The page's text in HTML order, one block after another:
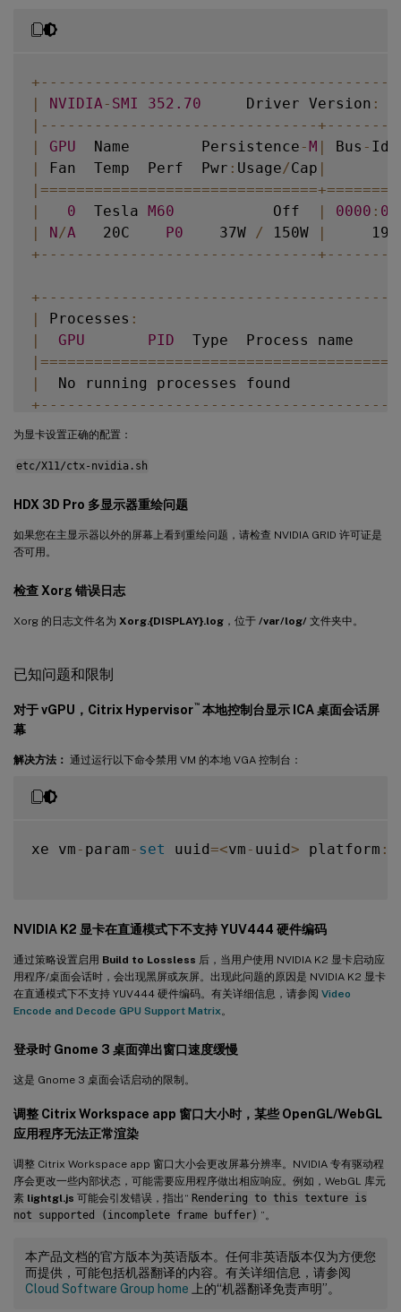
+ -- -- -- -- -- -- -- -- -- -- -- -- -- -- -- -- -- -- -- --
|
NVIDIA - SMI 352.70
     Driver Version
:
| -- -- -- -- -- -- -- -- -- -- -- -- -- -- -- -+ -- -- -- --
|
GPU
  Name        Persistence
-M | Bus - Id
|
Fan  Temp  Perf  Pwr : Usage/Cap |
|===============================+=======
|
0
  Tesla
M60
           Off
| 0000 : 00
|
N/A
   20C
P0
    37W
/ 150W |
+ -- -- -- -- -- -- -- -- -- -- -- -- -- -- -- -+ -- -- -- --
+ -- -- -- -- -- -- -- -- -- -- -- -- -- -- -- -- -- -- -- --
|
Processes :
|
GPU PID
Type  Process name
|========================================
|
No running
+ -- -- -- -- -- -- -- -- -- -- -- -- -- -- -- -- -- -- -- --
为显卡设置正确的配置：
etc/X11/ctx-nvidia.sh
HDX 3D Pro 多显示器重绘问题
如果您在主显示器以外的屏幕上看到重绘问题，请检查 NVIDIA GRID 许可证是
否可用。
检查 Xorg 错误日志
Xorg 的日志文件名为 Xorg.{DISPLAY}.log ，位于 /var/log/ 文件夹中。
已知问题和限制
对于 vGPU，Citrix Hypervisor™ 本地控制台显示 ICA 桌面会话屏
幕
解决方法： 通过运行以下命令禁用 VM 的本地 VGA 控制台：
xe vm - param - set uuid=<vm - uuid> platform :
NVIDIA K2 显卡在直通模式下不支持 YUV444 硬件编码
通过策略设置启用 Build to Lossless 后，当用户使用 NVIDIA K2 显卡启动应
用程序/桌面会话时，会出现黑屏或灰屏。出现此问题的原因是 NVIDIA K2 显卡
在直通模式下不支持 YUV444 硬件编码。有关详细信息，请参阅 Video
Encode and Decode GPU Support Matrix 。
登录时 Gnome 3 桌面弹出窗口速度缓慢
这是 Gnome 3 桌面会话启动的限制。
调整 Citrix Workspace app 窗口大小时，某些 OpenGL/WebGL
应用程序无法正常渲染
调整 Citrix Workspace app 窗口大小会更改屏幕分辨率。NVIDIA 专有驱动程
序会更改一些内部状态，可能需要应用程序做出相应响应。例如，WebGL 库元
素 lightgl.js 可能会引发错误，指出“ Rendering to this texture is
not supported (incomplete frame buffer) ”。
本产品文档的官方版本为英语版本。任何非英语版本仅为方便您
而提供，可能包括机器翻译的内容。有关详细信息，请参阅
Cloud Software Group home 上的“机器翻译免责声明”。